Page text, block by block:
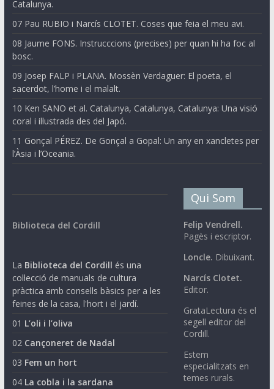
Catalunya.
07 Pau RUBIO i Narcís CLOTET. Coses que feia el meu avi.
08 Jaume FONS. Instrucccions (precises) per quan hi ha foc al
bosc.
09 Josep FALP i PLANA. Mossèn Verdaguer: El poeta, el
sacerdot, l’home i el malalt.
10 Ken SANO et al. Catalunya, Catalunya, Catalunya: Una visió
coral i il·lustrada des del Japó.
11 Gonçal PÉREZ. De Gonçal a Gopal: Un any en xancletes per
l’Àsia i l’Oceania.
Biblioteca del Cordill
La Biblioteca del Cordill és una
col·lecció de manuals de cultura
pràctica amb consells bàsics per a les
feines de la casa, l'hort i el jardí.
01 L’oli i l’oliva
02 Cançoneret de Nadal
03 Fem un hort
04 La cobla i la sardana
Qui Som
Felip Vendrell.
Pagès i escriptor.
Loncle. Dibuixant.
Narcís Clotet.
Editor.
GrataLectura és el
segell editor del
Cordill.
Estem
especialitzats en
temes rurals.